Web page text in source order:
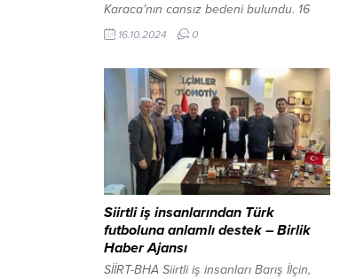
Karaca’nın cansız bedeni bulundu. 16
Ekim 2024, 00:43 yayınlandı ORDU-BHA
Ordu’da 7 gündür kayıp olan 57
Karaca’nın cansız bedeni bulundu. 8
Ekim’de Altınordu ilçesindeki...
16.10.2024 0
Siirtli iş insanlarından Türk
futboluna anlamlı destek – Birlik
Haber Ajansı
SİİRT-BHA Siirtli iş insanları Barış İlçin,